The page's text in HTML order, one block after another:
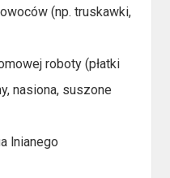
(np. truskawki,
roboty (płatki
nasiona, suszone
lnianego